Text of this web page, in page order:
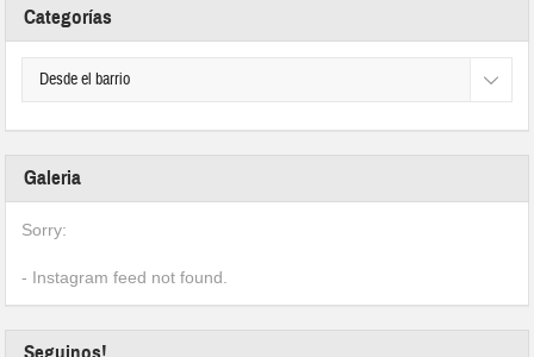
Categorías
Galeria
Sorry:
- Instagram feed not found.